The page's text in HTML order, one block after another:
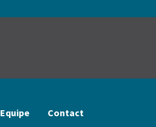
Equipe Contact